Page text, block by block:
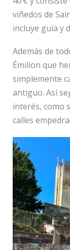
viñedos de
incluye guía y
Además de
Émilion que
simplemente
antiguo. Así
interés, como
calles